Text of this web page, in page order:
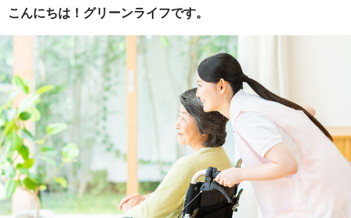
こんにちは！グリーンライフです。